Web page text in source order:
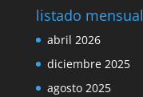
listado mensual
abril 2026
diciembre 2025
agosto 2025